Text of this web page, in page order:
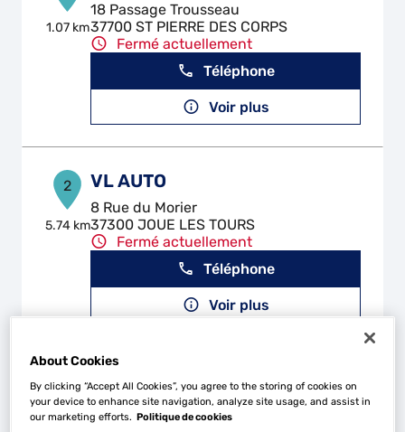
1.07 km
18 Passage Trousseau
37700 ST PIERRE DES CORPS
Fermé actuellement
Téléphone
Voir plus
2
5.74 km
VL AUTO
8 Rue du Morier
37300 JOUE LES TOURS
Fermé actuellement
Téléphone
Voir plus
3
11.67
LB CARROSSERIE
5 Rue Emile Delahaye
37320 ESVRES
About Cookies
By clicking “Accept All Cookies”, you agree to the storing of cookies on
your device to enhance site navigation, analyze site usage, and assist in
our marketing efforts. Politique de cookies